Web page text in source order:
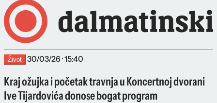
Život 30/03/26 · 15:40
Kraj ožujka i početak travnja u Koncertnoj dvorani
Ive Tijardovića donose bogat program